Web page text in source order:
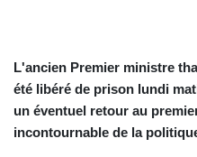
L'ancien Premier ministre
été libéré de prison lundi
un éventuel retour au
incontournable de la